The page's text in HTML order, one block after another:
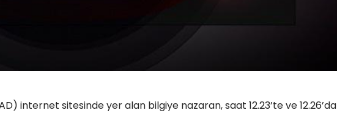
internet sitesinde yer alan bilgiye nazaran, saat 12.23’te ve 12.26’da